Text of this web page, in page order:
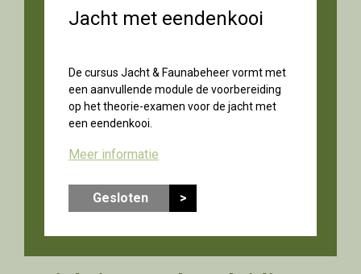
Jacht met eendenkooi
De cursus Jacht & Faunabeheer vormt met
een aanvullende module de voorbereiding
op het theorie-examen voor de jacht met
een eendenkooi.
Meer informatie
Gesloten >